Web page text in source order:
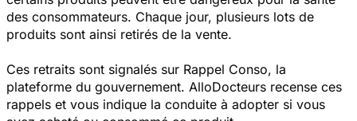
des consommateurs. Chaque jour, plusieurs lots de
produits sont ainsi retirés de la vente.
Ces retraits sont signalés sur Rappel Conso, la
plateforme du gouvernement. AlloDocteurs recense ces
rappels et vous indique la conduite à adopter si vous